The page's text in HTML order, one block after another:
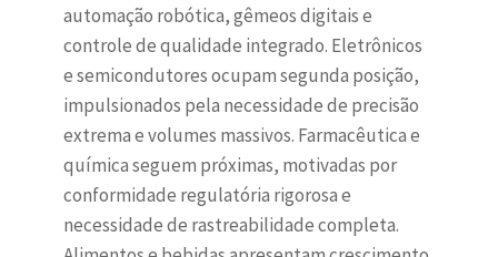
automação robótica, gêmeos digitais e
controle de qualidade integrado. Eletrônicos
e semicondutores ocupam segunda posição,
impulsionados pela necessidade de precisão
extrema e volumes massivos. Farmacêutica e
química seguem próximas, motivadas por
conformidade regulatória rigorosa e
necessidade de rastreabilidade completa.